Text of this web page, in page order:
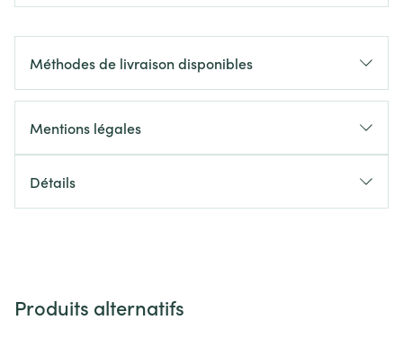
Méthodes de livraison disponibles
Mentions légales
Détails
Produits alternatifs